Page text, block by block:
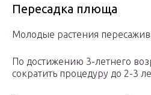
Пересадка плюща
Молодые растения
По достижению 3-летнего
сократить процедуру до 2-3